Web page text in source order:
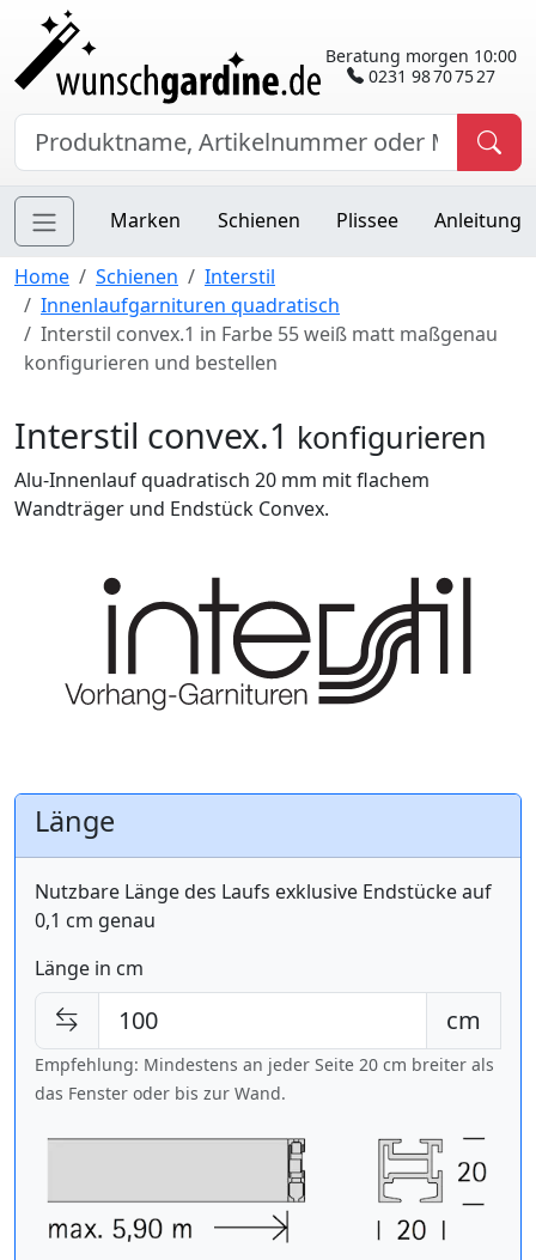
Beratung morgen 10:00
0231 98 70 75 27
Marken Schienen Plissee Anleitung
Home Schienen
Interstil
Innenlaufgarnituren quadratisch
Interstil convex.1 in Farbe 55 weiß matt maßgenau
konfigurieren und bestellen
Interstil convex.1 konfigurieren
Alu-Innenlauf quadratisch 20 mm mit flachem
Wandträger und Endstück Convex.
Länge
Nutzbare Länge des Laufs exklusive Endstücke auf
0,1 cm genau
Länge in cm
cm
Empfehlung: Mindestens an jeder Seite 20 cm breiter als
das Fenster oder bis zur Wand.